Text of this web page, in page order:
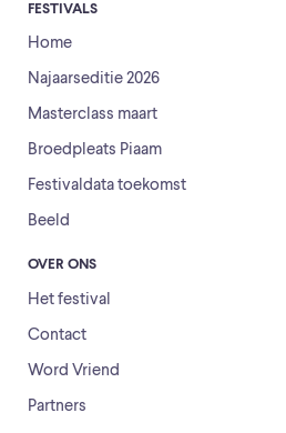
FESTIVALS
Home
Najaarseditie 2026
Masterclass maart
Broedpleats Piaam
Festivaldata toekomst
Beeld
OVER ONS
Het festival
Contact
Word Vriend
Partners